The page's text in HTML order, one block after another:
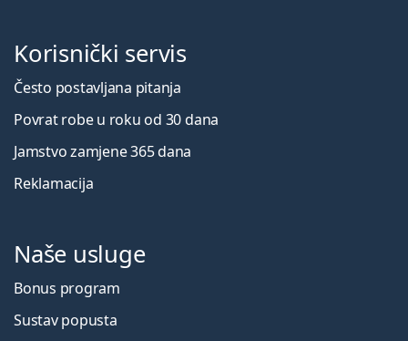
Korisnički servis
Često postavljana pitanja
Povrat robe u roku od 30 dana
Jamstvo zamjene 365 dana
Reklamacija
Naše usluge
Bonus program
Sustav popusta